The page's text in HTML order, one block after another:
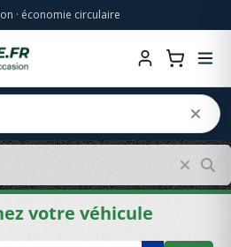
· économie circulaire
votre véhicule